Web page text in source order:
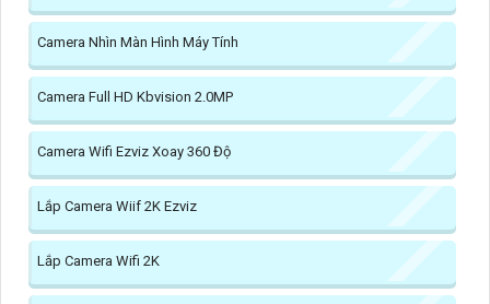
Camera Nhìn Màn Hình Máy Tính
Camera Full HD Kbvision 2.0MP
Camera Wifi Ezviz Xoay 360 Độ
Lắp Camera Wiif 2K Ezviz
Lắp Camera Wifi 2K